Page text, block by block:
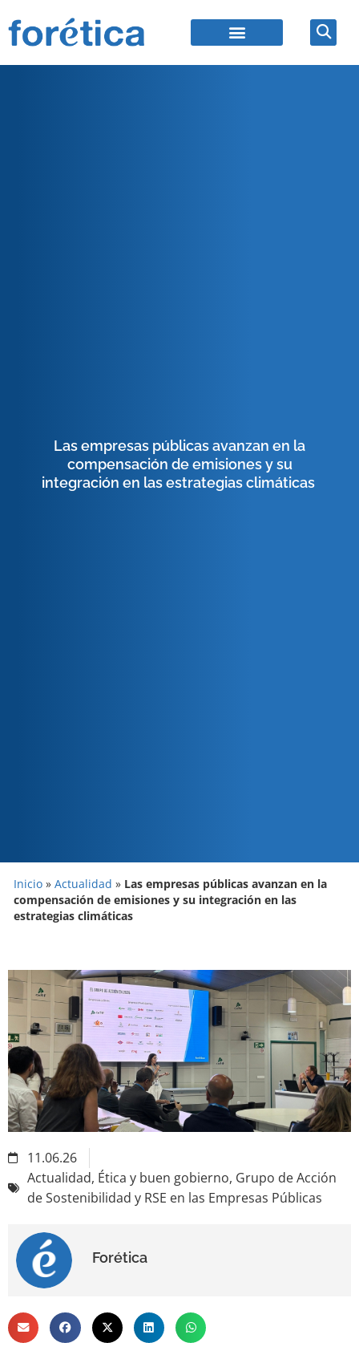
Las empresas públicas avanzan en la
compensación de emisiones y su
integración en las estrategias climáticas
Inicio » Actualidad » Las empresas públicas avanzan en la
compensación de emisiones y su integración en las
estrategias climáticas
11.06.26
Actualidad, Ética y buen gobierno, Grupo de Acción
de Sostenibilidad y RSE en las Empresas Públicas
Forética